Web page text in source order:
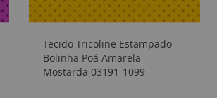
Tecido Tricoline Estampado
Bolinha Poá Amarela
Mostarda 03191-1099